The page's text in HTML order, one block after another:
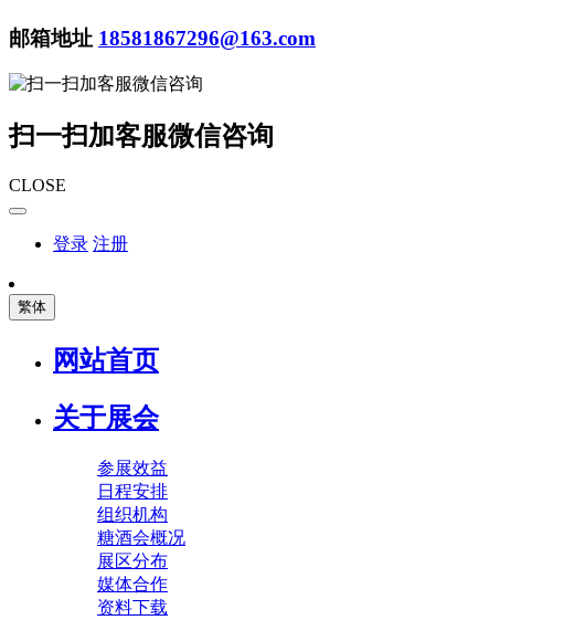
邮箱地址 18581867296@163.com
扫一扫加客服微信咨询
CLOSE
登录 注册
繁体
网站首页
关于展会
参展效益
日程安排
组织机构
糖酒会概况
展区分布
媒体合作
资料下载